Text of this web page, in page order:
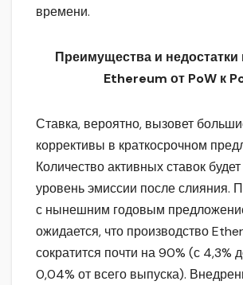
времени.
Преимущества и недостатки
Ethereum от PoW к
Ставка, вероятно, вызовет
коррективы в краткосрочном
Количество активных ставок
уровень эмиссии после слияния.
с нынешним годовым
ожидается, что производство
сократится почти на 90% (с 4,3%
0,04% от всего выпуска).